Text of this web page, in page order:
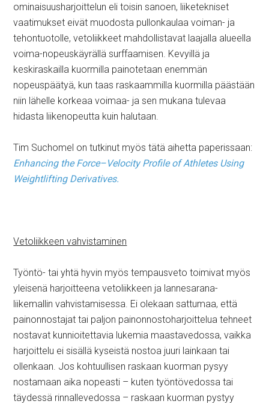
ominaisuusharjoittelun eli toisin sanoen, liiketekniset
vaatimukset eivät muodosta pullonkaulaa voiman- ja
tehontuotolle, vetoliikkeet mahdollistavat laajalla alueella
voima-nopeuskäyrällä surffaamisen. Kevyillä ja
keskiraskailla kuormilla painotetaan enemmän
nopeuspäätyä, kun taas raskaammilla kuormilla päästään
niin lähelle korkeaa voimaa- ja sen mukana tulevaa
hidasta liikenopeutta kuin halutaan.
Tim Suchomel on tutkinut myös tätä aihetta paperissaan:
Enhancing the Force–Velocity Profile of Athletes Using
Weightlifting Derivatives.
Vetoliikkeen vahvistaminen
Työntö- tai yhtä hyvin myös tempausveto toimivat myös
yleisenä harjoitteena vetoliikkeen ja lannesarana-
liikemallin vahvistamisessa. Ei olekaan sattumaa, että
painonnostajat tai paljon painonnostoharjoittelua tehneet
nostavat kunnioitettavia lukemia maastavedossa, vaikka
harjoittelu ei sisällä kyseistä nostoa juuri lainkaan tai
ollenkaan. Jos kohtuullisen raskaan kuorman pysyy
nostamaan aika nopeasti – kuten työntövedossa tai
täydessä rinnallevedossa – raskaan kuorman pystyy